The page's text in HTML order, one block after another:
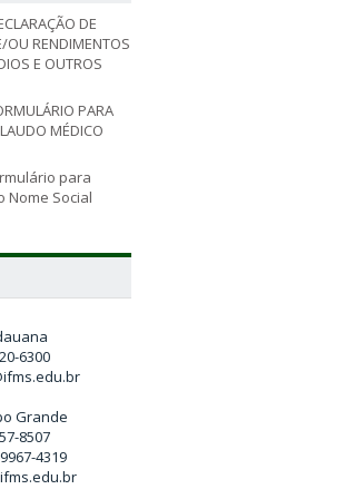
DE
OU RENDIMENTOS
E OUTROS
PARA
MÉDICO
para
Nome Social
6300
Grande
8507
4319